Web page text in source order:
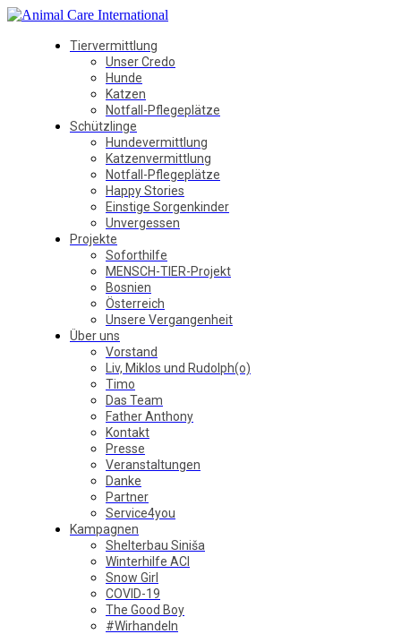
Tiervermittlung
Unser Credo
Hunde
Katzen
Notfall-Pflegeplätze
Schützlinge
Hundevermittlung
Katzenvermittlung
Notfall-Pflegeplätze
Happy Stories
Einstige Sorgenkinder
Unvergessen
Projekte
Soforthilfe
MENSCH-TIER-Projekt
Bosnien
Österreich
Unsere Vergangenheit
Über uns
Vorstand
Liv, Miklos und Rudolph(o)
Timo
Das Team
Father Anthony
Kontakt
Presse
Veranstaltungen
Danke
Partner
Service4you
Kampagnen
Shelterbau Siniša
Winterhilfe ACI
Snow Girl
COVID-19
The Good Boy
#Wirhandeln